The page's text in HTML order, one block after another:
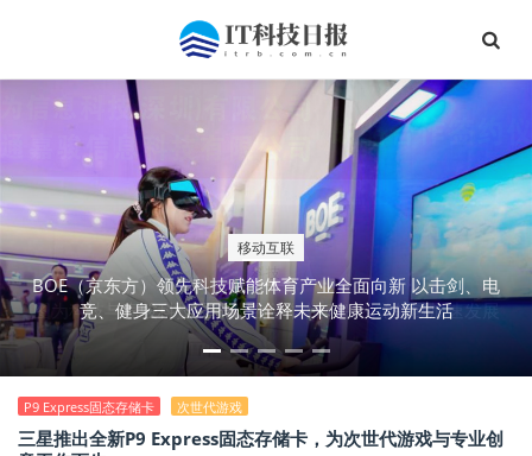
科技
图为科技与嘉骏科技展开战略合作 推动AI视觉领域加速发展
移动互联
BOE（京东方）领先科技赋能体育产业全面向新 以击剑、电
竞、健身三大应用场景诠释未来健康运动新生活
P9 Express固态存储卡 次世代游戏
三星推出全新P9 Express固态存储卡，为次世代游戏与专业创